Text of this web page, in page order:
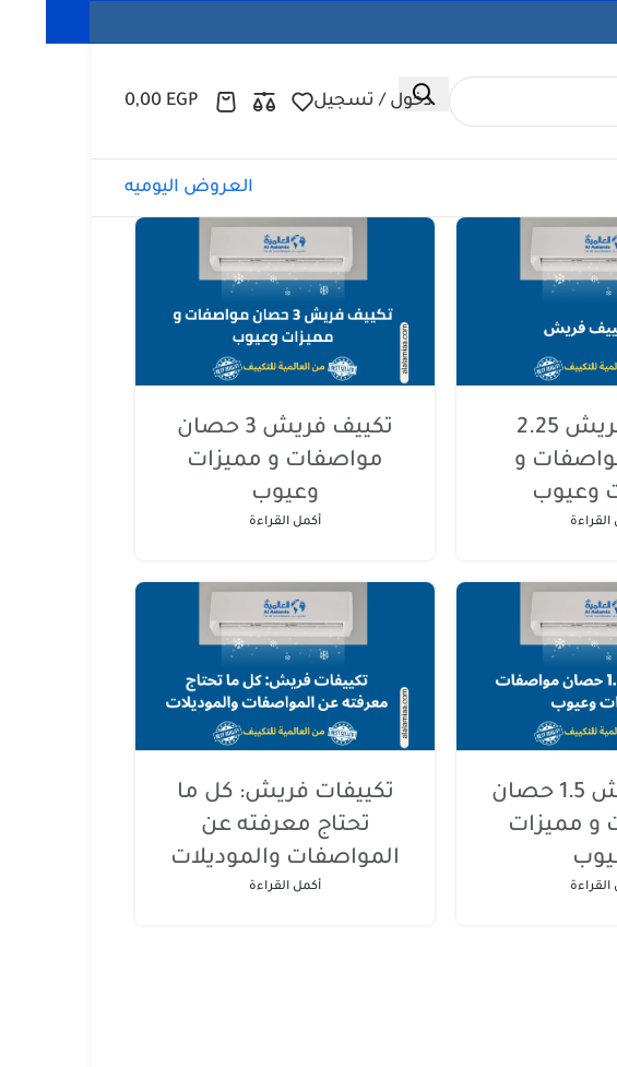
دخول / تسجيل 0,00 EGP
العروض اليوميه
تكييف فريش 2.25
و
وعيوب
القراءة
تكييف فريش 3 حصان
مواصفات و مميزات
وعيوب
أكمل القراءة
تكييف فريش 1.5 حصان
و مميزات
القراءة
تكييفات فريش: كل ما
تحتاج معرفته عن
المواصفات والموديلات
أكمل القراءة